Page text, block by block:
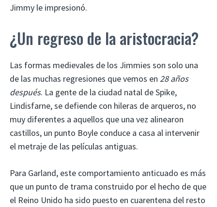
Jimmy le impresionó.
¿Un regreso de la aristocracia?
Las formas medievales de los Jimmies son solo una
de las muchas regresiones que vemos en 28 años
después. La gente de la ciudad natal de Spike,
Lindisfarne, se defiende con hileras de arqueros, no
muy diferentes a aquellos que una vez alinearon
castillos, un punto Boyle conduce a casa al intervenir
el metraje de las películas antiguas.
Para Garland, este comportamiento anticuado es más
que un punto de trama construido por el hecho de que
el Reino Unido ha sido puesto en cuarentena del resto